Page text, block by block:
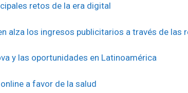
retos de la era digital
alza los ingresos publicitarios a través de las
y las oportunidades en Latinoamérica
a favor de la salud